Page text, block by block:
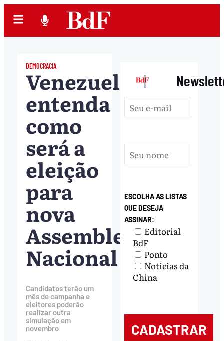
DEMOCRACIA
Venezuela:
entenda
como
será a
eleição
para
nova
Assembleia
Nacional
Candidatos terão um
mês de campanha e
eleitores poderão
realizar outra
simulação em
novembro
|
ESCOLHA AS LISTAS
QUE DESEJA
ASSINAR:
Editorial
BdF
Ponto
Notícias da
China